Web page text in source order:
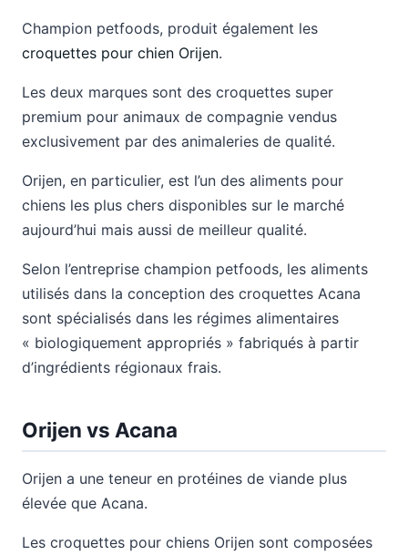
Champion petfoods, produit également les
croquettes pour chien Orijen.
Les deux marques sont des croquettes super
premium pour animaux de compagnie vendus
exclusivement par des animaleries de qualité.
Orijen, en particulier, est l’un des aliments pour
chiens les plus chers disponibles sur le marché
aujourd’hui mais aussi de meilleur qualité.
Selon l’entreprise champion petfoods, les aliments
utilisés dans la conception des croquettes Acana
sont spécialisés dans les régimes alimentaires
« biologiquement appropriés » fabriqués à partir
d’ingrédients régionaux frais.
Orijen vs Acana
Orijen a une teneur en protéines de viande plus
élevée que Acana.
Les croquettes pour chiens Orijen sont composées